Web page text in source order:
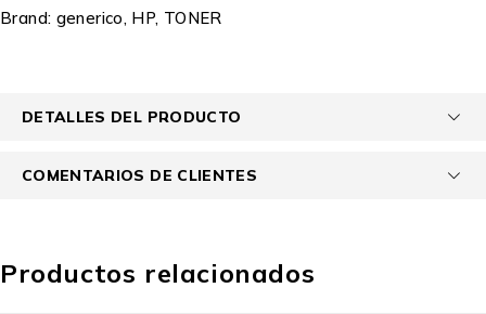
Brand: generico, HP, TONER
DETALLES DEL PRODUCTO
COMENTARIOS DE CLIENTES
Productos relacionados